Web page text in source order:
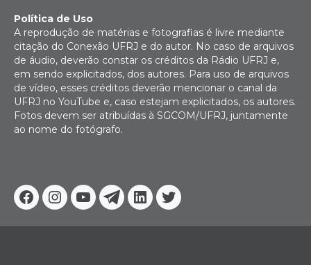
Facebook
Instagram
YoutubeTelegram
Linkedin
Twitter
Política de Uso
A reprodução de matérias e fotografias é livre mediante
citação do Conexão UFRJ e do autor. No caso de arquivos
de áudio, deverão constar os créditos da Rádio UFRJ e,
em sendo explicitados, dos autores. Para uso de arquivos
de vídeo, esses créditos deverão mencionar o canal da
UFRJ no YouTube e, caso estejam explicitados, os autores.
Fotos devem ser atribuídas à SGCOM/UFRJ, juntamente
ao nome do fotógrafo.